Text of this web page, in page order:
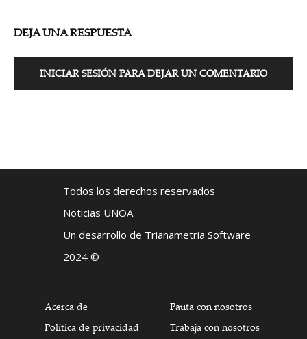
DEJA UNA RESPUESTA
INICIAR SESIÓN PARA DEJAR UN COMENTARIO
Todos los derechos reservados
Noticias UNOA
Un desarrollo de Trianametria Software
2024 ©
Acerca de
Política de privacidad
Pauta con nosotros
Trabaja con nosotros